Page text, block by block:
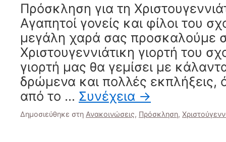
Πρόσκληση για τη
Αγαπητοί γονείς και φίλοι του
μεγάλη χαρά σας προσκαλούμε
Χριστουγεννιάτικη γιορτή του
γιορτή μας θα γεμίσει με
δρώμενα και πολλές εκπλήξεις,
από το … Συνέχεια →
Δημοσιεύθηκε στη Ανακοινώσεις, Πρόσκληση,